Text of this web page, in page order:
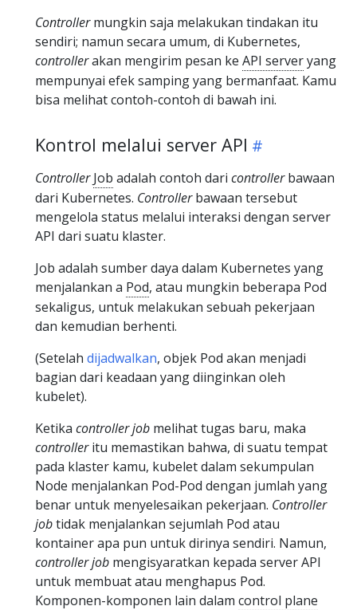
Controllermungkin saja melakukan tindakan itu
sendiri; namun secara umum, di Kubernetes,
controllerakan mengirim pesan ke API serveryang
mempunyai efek samping yang bermanfaat. Kamu
bisa melihat contoh-contoh di bawah ini.
Kontrol melalui server API
Controller Job adalah contoh dari controllerbawaan
dari Kubernetes. Controllerbawaan tersebut
mengelola status melalui interaksi dengan server
API dari suatu klaster.
Job adalah sumber daya dalam Kubernetes yang
menjalankan a Pod, atau mungkin beberapa Pod
sekaligus, untuk melakukan sebuah pekerjaan
dan kemudian berhenti.
(Setelah dijadwalkan, objek Pod akan menjadi
bagian dari keadaan yang diinginkan oleh
kubelet).
Ketika controller job melihat tugas baru, maka
controlleritu memastikan bahwa, di suatu tempat
pada klaster kamu, kubelet dalam sekumpulan
Node menjalankan Pod-Pod dengan jumlah yang
benar untuk menyelesaikan pekerjaan. Controller
jobtidak menjalankan sejumlah Pod atau
kontainer apa pun untuk dirinya sendiri. Namun,
controller job mengisyaratkan kepada server API
untuk membuat atau menghapus Pod.
Komponen-komponen lain dalam control plane